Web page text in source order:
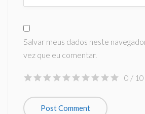
Salvar meus dados neste
vez que eu comentar.
0 / 10